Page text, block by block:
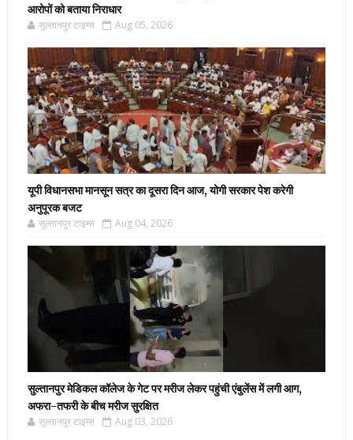
आरोपों को बताया निराधार
सुल्तानपुर टाइम्स Aug 05, 2026
यूपी विधानसभा मानसून सत्र का दूसरा दिन आज, योगी सरकार पेश करेगी
अनुपूरक बजट
सुल्तानपुर टाइम्स Aug 04, 2026
सुल्तानपुर मेडिकल कॉलेज के गेट पर मरीज लेकर पहुंची एंबुलेंस में लगी आग,
अफरा-तफरी के बीच मरीज सुरक्षित
सुल्तानपुर टाइम्स Aug 03, 2026